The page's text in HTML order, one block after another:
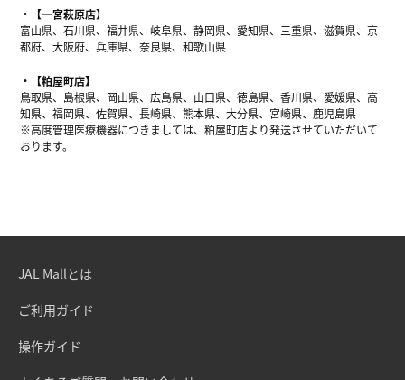
【一宮萩原店】
富山県、石川県、福井県、岐阜県、静岡県、愛知県、三重県、滋賀県、京
都府、大阪府、兵庫県、奈良県、和歌山県
【粕屋町店】
鳥取県、島根県、岡山県、広島県、山口県、徳島県、香川県、愛媛県、高
知県、福岡県、佐賀県、長崎県、熊本県、大分県、宮崎県、鹿児島県
※高度管理医療機器につきましては、粕屋町店より発送させていただいて
おります。
JAL Mallとは
ご利用ガイド
操作ガイド